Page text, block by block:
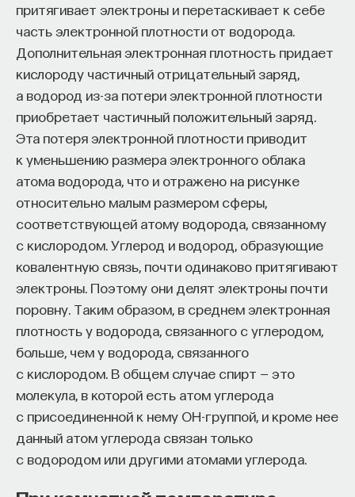
притягивает электроны и перетаскивает к себе
часть электронной плотности от водорода.
Дополнительная электронная плотность придает
кислороду частичный отрицательный заряд,
а водород из-за потери электронной плотности
приобретает частичный положительный заряд.
Эта потеря электронной плотности приводит
к уменьшению размера электронного облака
атома водорода, что и отражено на рисунке
относительно малым размером сферы,
соответствующей атому водорода, связанному
с кислородом. Углерод и водород, образующие
ковалентную связь, почти одинаково притягивают
электроны. Поэтому они делят электроны почти
поровну. Таким образом, в среднем электронная
плотность у водорода, связанного с углеродом,
больше, чем у водорода, связанного
с кислородом. В общем случае спирт — это
молекула, в которой есть атом углерода
с присоединенной к нему OH-группой, и кроме нее
данный атом углерода связан только
с водородом или другими атомами углерода.